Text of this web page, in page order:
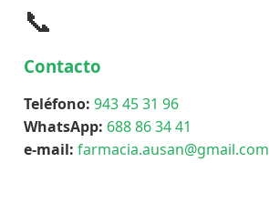
📞
Contacto
Teléfono: 943 45 31 96
WhatsApp: 688 86 34 41
e-mail: farmacia.ausan@gmail.com